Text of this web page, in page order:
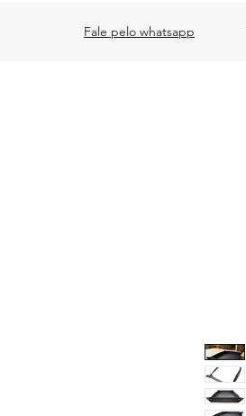
Fale pelo whatsapp